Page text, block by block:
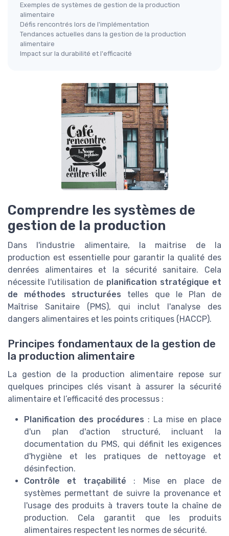
Exemples de systèmes de gestion de la production
alimentaire
Défis rencontrés lors de l'implémentation
Tendances actuelles dans la gestion de la production
alimentaire
Impact sur la durabilité et l'efficacité
Comprendre les systèmes de
gestion de la production
Dans l'industrie alimentaire, la maitrise de la
production est essentielle pour garantir la qualité des
denrées alimentaires et la sécurité sanitaire. Cela
nécessite l'utilisation de planification stratégique et
de méthodes structurées telles que le Plan de
Maîtrise Sanitaire (PMS), qui inclut l'analyse des
dangers alimentaires et les points critiques (HACCP).
Principes fondamentaux de la gestion de
la production alimentaire
La gestion de la production alimentaire repose sur
quelques principes clés visant à assurer la sécurité
alimentaire et l’efficacité des processus :
Planification des procédures : La mise en place
d'un plan d'action structuré, incluant la
documentation du PMS, qui définit les exigences
d'hygiène et les pratiques de nettoyage et
désinfection.
Contrôle et traçabilité : Mise en place de
systèmes permettant de suivre la provenance et
l'usage des produits à travers toute la chaîne de
production. Cela garantit que les produits
alimentaires respectent les normes de sécurité.